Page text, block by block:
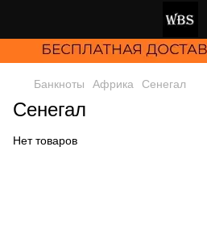
Банкноты Африка Сенегал
Сенегал
Нет товаров